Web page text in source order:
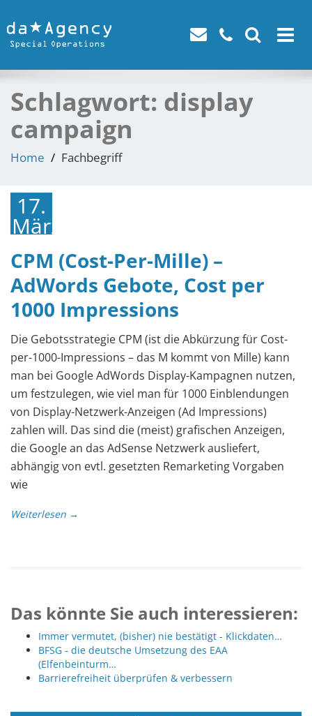
Toggle
Schlagwort: display
campaign
Home Fachbegriff
17.
März
CPM (Cost-Per-Mille) –
AdWords Gebote, Cost per
1000 Impressions
Die Gebotsstrategie CPM (ist die Abkürzung für Cost-
per-1000-Impressions – das M kommt von Mille) kann
man bei Google AdWords Display-Kampagnen nutzen,
um festzulegen, wie viel man für 1000 Einblendungen
von Display-Netzwerk-Anzeigen (Ad Impressions)
zahlen will. Das sind die (meist) grafischen Anzeigen,
die Google an das AdSense Netzwerk ausliefert,
abhängig von evtl. gesetzten Remarketing Vorgaben
wie
Weiterlesen →
Das könnte Sie auch interessieren:
Immer vermutet, (bisher) nie bestätigt - Klickdaten…
BFSG - die deutsche Umsetzung des EAA
(Elfenbeinturm…
Barrierefreiheit überprüfen & verbessern